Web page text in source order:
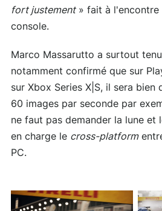
fort justement» fait à l'encontre
console.
Marco Massarutto a surtout
notamment confirmé que sur
sur Xbox Series X|S, il sera bien
60 images par seconde par
ne faut pas demander la lune et
en charge le cross-platform
PC.